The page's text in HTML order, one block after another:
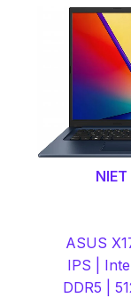
ASUS
IPS |
DDR5 |